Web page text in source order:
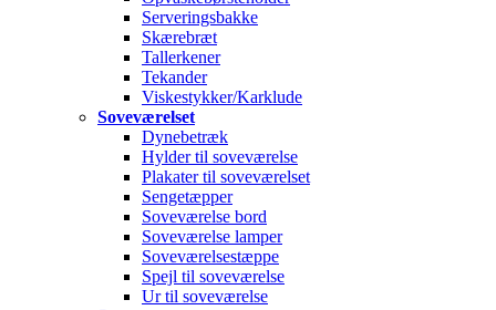
Serveringsbakke
Skærebræt
Tallerkener
Tekander
Viskestykker/Karklude
Soveværelset
Dynebetræk
Hylder til soveværelse
Plakater til soveværelset
Sengetæpper
Soveværelse bord
Soveværelse lamper
Soveværelsestæppe
Spejl til soveværelse
Ur til soveværelse